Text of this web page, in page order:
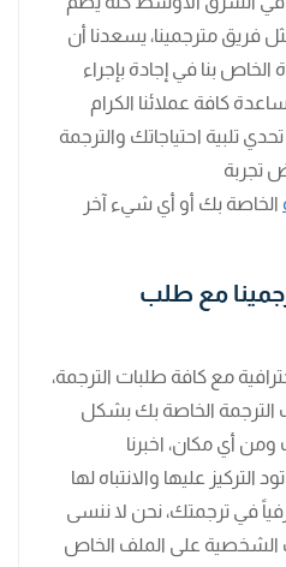
فريق مترجمينا، يسعدنا أن
بنا في إجادة بإجراء
كافة عملائنا الكرام
تلبية احتياجاتك والترجمة
تجربة
الخاصة بك أو أي شيء آخر
مع طلب
مع كافة طلبات الترجمة،
الترجمة الخاصة بك بشكل
أي مكان، اخبرنا
التركيز عليها والانتباه لها
في ترجمتك، نحن لا ننسى
على الملف الخاص